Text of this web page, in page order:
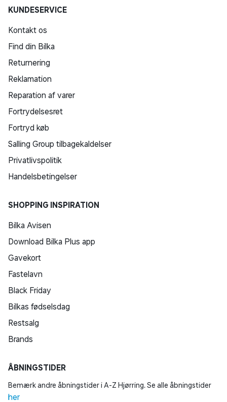
KUNDESERVICE
Kontakt os
Find din Bilka
Returnering
Reklamation
Reparation af varer
Fortrydelsesret
Fortryd køb
Salling Group tilbagekaldelser
Privatlivspolitik
Handelsbetingelser
SHOPPING INSPIRATION
Bilka Avisen
Download Bilka Plus app
Gavekort
Fastelavn
Black Friday
Bilkas fødselsdag
Restsalg
Brands
ÅBNINGSTIDER
Bemærk andre åbningstider i A-Z Hjørring. Se alle åbningstider
her